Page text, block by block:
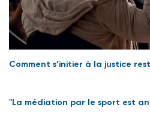
Comment s’initier à la justice
"La médiation par le sport est